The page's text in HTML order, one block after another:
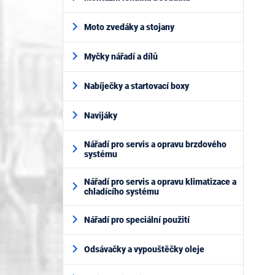
Moto zvedáky a stojany
Myčky nářadí a dílů
Nabíječky a startovací boxy
Navijáky
Nářadí pro servis a opravu brzdového
systému
Nářadí pro servis a opravu klimatizace a
chladícího systému
Nářadí pro speciální použití
Odsávačky a vypouštěčky oleje